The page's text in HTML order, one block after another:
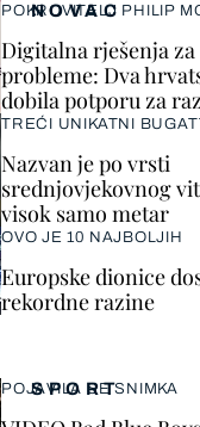
SPORT
POJAVILA SE SNIMKA
NOVAC
POKROVITELJ PHILIP
Digitalna rješenja
probleme: Dva
dobila potporu za
TREĆI UNIKATNI
Nazvan je po vrsti
srednjovjekovnog
visok samo metar
OVO JE 10 NAJBOLJIH
Europske dionice
rekordne razine